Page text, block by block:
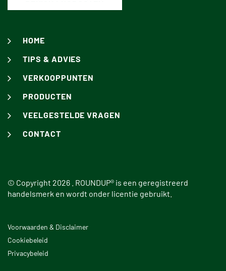
HOME
TIPS & ADVIES
VERKOOPPUNTEN
PRODUCTEN
VEELGESTELDE VRAGEN
CONTACT
© Copyright 2026 . ROUNDUP® is een geregistreerd
handelsmerk en wordt onder licentie gebruikt.
Voorwaarden & Disclaimer
Cookiebeleid
Privacybeleid